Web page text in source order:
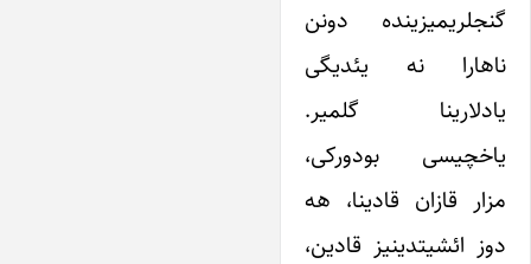
گنجلریمیزینده دونن
ناهارا نه یئدیگی
یادلارینا گلمیر.
یاخچیسی بودورکی،
مزار قازان قادینا، هه
دوز ائشیتدینیز قادین،